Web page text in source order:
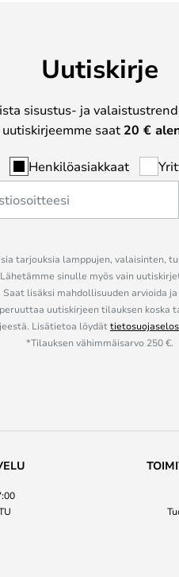
Uutiskirje
sisustus- ja
saat 20 €
Henkilöasiakkaat
tarjouksia lamppujen, valaisinten,
sinulle myös vain
lisäksi mahdollisuuden arvioida
uutiskirjeen tilauksen koska
Lisätietoa löydät
*Tilauksen vähimmäisarvo 250 €.